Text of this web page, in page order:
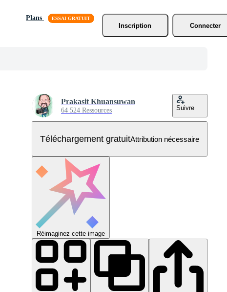
Plans
Inscription
Connecter
Prakasit Khuansuwan
64 524 Ressources Suivre
Téléchargement gratuitAttribution nécessaire
Réimaginez cette image